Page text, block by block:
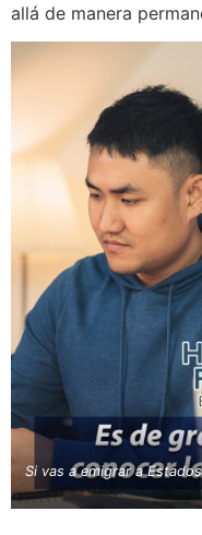
allá de manera
Si vas a emigrar a